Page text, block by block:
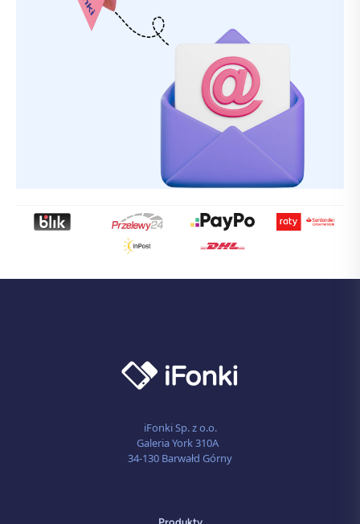
iFonki Sp. z o.o.
Galeria York 310A
34-130 Barwałd Górny